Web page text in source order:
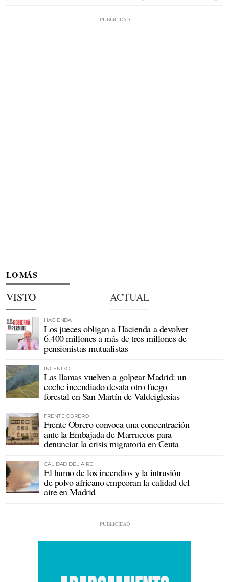
LO MÁS
VISTO ACTUAL
HACIENDA
Los jueces obligan a Hacienda a devolver
6.400 millones a más de tres millones de
pensionistas mutualistas
INCENDIO
Las llamas vuelven a golpear Madrid: un
coche incendiado desata otro fuego
forestal en San Martín de Valdeiglesias
FRENTE OBRERO
Frente Obrero convoca una concentración
ante la Embajada de Marruecos para
denunciar la crisis migratoria en Ceuta
CALIDAD DEL AIRE
El humo de los incendios y la intrusión
de polvo africano empeoran la calidad del
aire en Madrid